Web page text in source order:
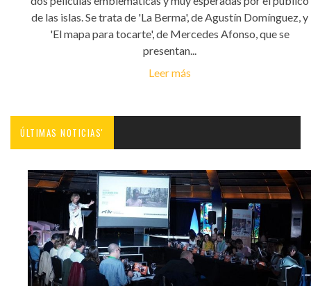
de las islas. Se trata de 'La Berma', de Agustín Domínguez, y
'El mapa para tocarte', de Mercedes Afonso, que se
presentan...
Leer más
ÚLTIMAS NOTICIAS'